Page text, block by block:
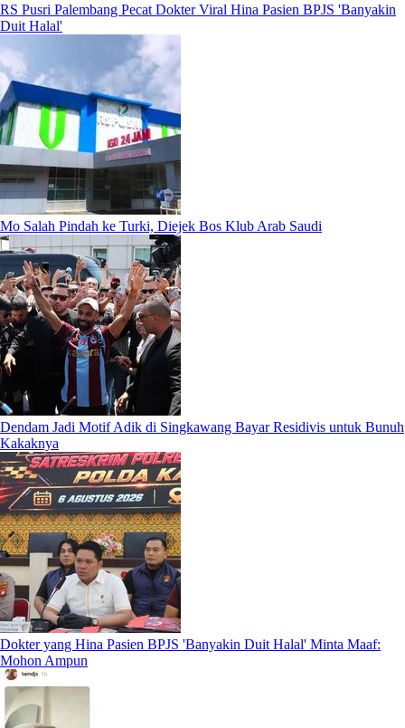
RS Pusri Palembang Pecat Dokter Viral Hina Pasien BPJS 'Banyakin
Duit Halal'
Mo Salah Pindah ke Turki, Diejek Bos Klub Arab Saudi
Dendam Jadi Motif Adik di Singkawang Bayar Residivis untuk Bunuh
Kakaknya
Dokter yang Hina Pasien BPJS 'Banyakin Duit Halal' Minta Maaf:
Mohon Ampun